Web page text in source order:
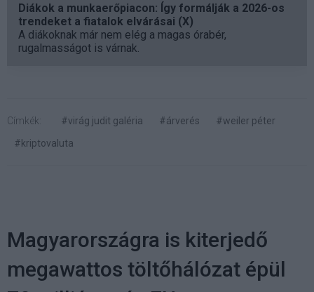
Diákok a munkaerőpiacon: Így formálják a 2026-os
trendeket a fiatalok elvárásai (X)
A diákoknak már nem elég a magas órabér,
rugalmasságot is várnak.
Címkék: #virág judit galéria #árverés
#weiler péter
#kriptovaluta
Magyarországra is kiterjedő
megawattos töltőhálózat épül